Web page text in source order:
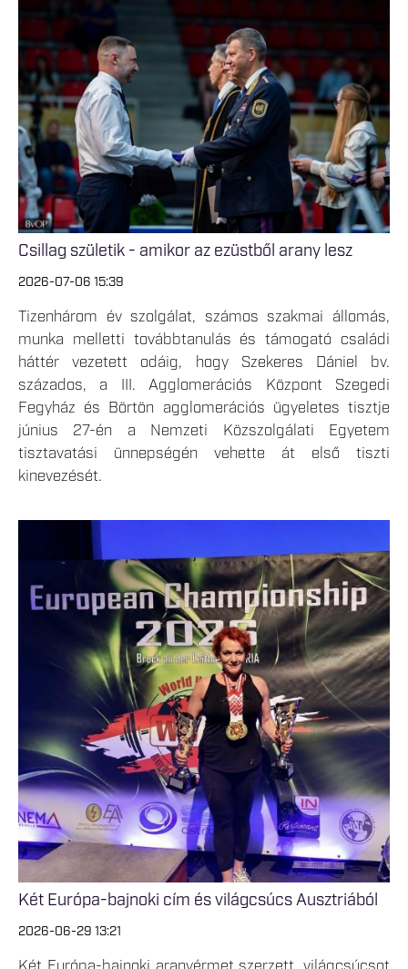
Csillag születik - amikor az ezüstből arany lesz
2026-07-06 15:39
Tizenhárom év szolgálat, számos szakmai állomás,
munka melletti továbbtanulás és támogató családi
háttér vezetett odáig, hogy Szekeres Dániel bv.
százados, a III. Agglomerációs Központ Szegedi
Fegyház és Börtön agglomerációs ügyeletes tisztje
június 27-én a Nemzeti Közszolgálati Egyetem
tisztavatási ünnepségén vehette át első tiszti
kinevezését.
Két Európa-bajnoki cím és világcsúcs Ausztriából
2026-06-29 13:21